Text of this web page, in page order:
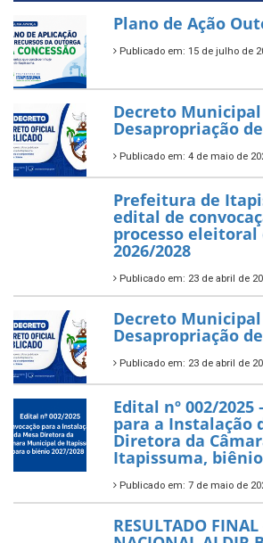
Plano de Ação
Publicado em: 15 de julho de
Decreto Municipal
Desapropriação
Publicado em: 4 de maio de
Prefeitura de
edital de
processo eleitoral
2026/2028
Publicado em: 23 de abril de
Decreto Municipal
Desapropriação
Publicado em: 23 de abril de
Edital nº 002/2025
para a Instalação
Diretora da
Itapissuma, biênio
Publicado em: 7 de maio de
RESULTADO